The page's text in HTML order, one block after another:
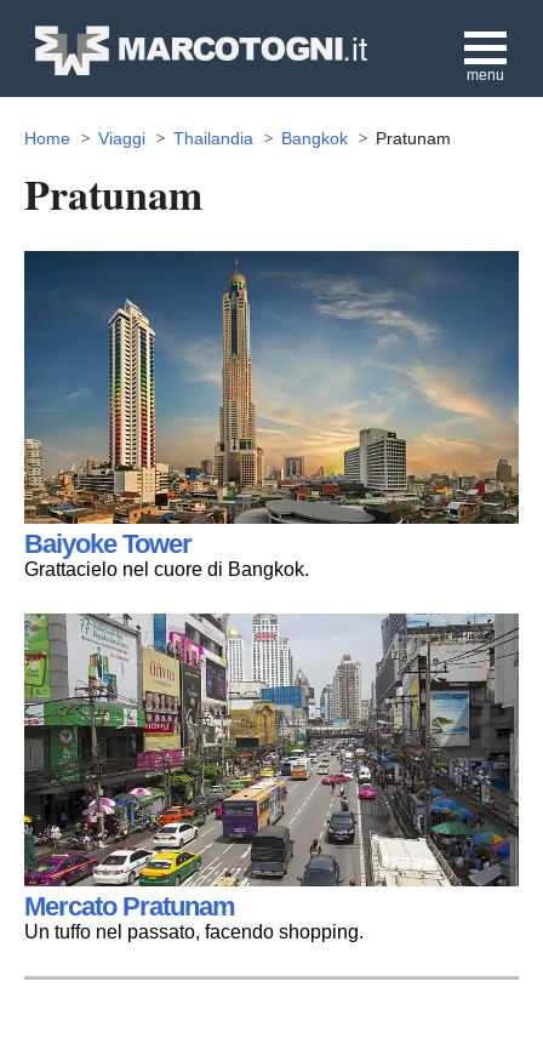
menu
Home Viaggi Thailandia Bangkok Pratunam
Pratunam
Baiyoke Tower
Grattacielo nel cuore di Bangkok.
Mercato Pratunam
Un tuffo nel passato, facendo shopping.